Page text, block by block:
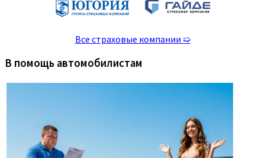
Все страховые компании ➯
В помощь автомобилистам